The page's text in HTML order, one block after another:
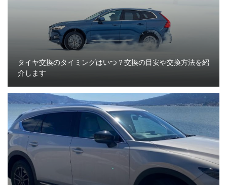
タイヤ交換のタイミングはいつ？交換の目安や交換方法を紹
介します